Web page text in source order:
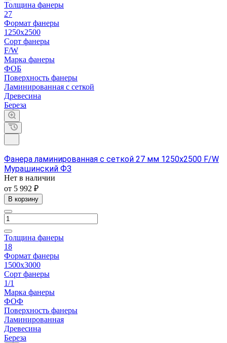
Толщина фанеры
27
Формат фанеры
1250х2500
Сорт фанеры
F/W
Марка фанеры
ФОБ
Поверхность фанеры
Ламинированная с сеткой
Древесина
Береза
Фанера ламинированная с сеткой 27 мм 1250х2500 F/W
Мурашинский ФЗ
Нет в наличии
от 5 992 ₽
В корзину
Толщина фанеры
18
Формат фанеры
1500х3000
Сорт фанеры
1/1
Марка фанеры
ФОФ
Поверхность фанеры
Ламинированная
Древесина
Береза